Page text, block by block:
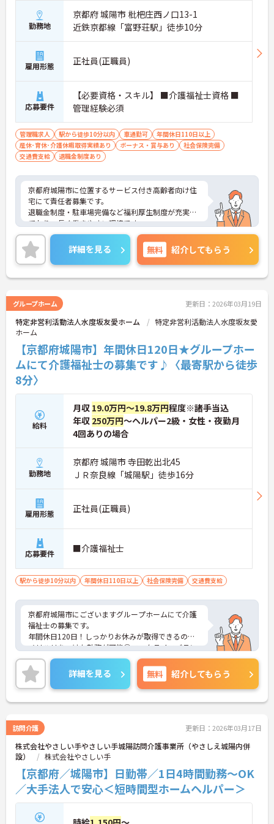
勤務地
京都府 城陽市 枇杷庄西ノ口13-1
近鉄京都線「富野荘駅」徒歩10分
雇用形態 正社員(正職員)
応募要件
【必要資格・スキル】 ■介護福祉士資格 ■
管理経験必須
管理職求人 駅から徒歩10分以内 車通勤可
年間休日110日以上
産休･育休･介護休暇取得実績あり
ボーナス・賞与あり
社会保険完備
交通費支給
退職金制度あり
京都府城陽市に位置するサービス付き高齢者向け住
宅にて責任者募集です。
退職金制度・駐車場完備など福利厚生制度が充実し
ており、長く働きやすい環境です。
ご興味のある方には、面接対策ポイントなど、さら
に詳細をお話いたしますので、お気軽にご相談くだ
さい。
詳細を見る 無料 紹介してもらう
グループホーム 更新日：2026年03月19日
特定非営利活動法人水度坂友愛ホーム
特定非営利活動法人水度坂友愛
ホーム
【京都府城陽市】年間休日120日★グループホー
ムにて介護福祉士の募集です♪〈最寄駅から徒歩
8分〉
給料
月収 19.0万円～19.8万円程度※諸手当込
年収 250万円～ヘルパー2級・女性・夜勤月
4回ありの場合
勤務地
京都府 城陽市 寺田乾出北45
ＪＲ奈良線「城陽駅」徒歩16分
雇用形態 正社員(正職員)
応募要件 ■介護福祉士
駅から徒歩10分以内 年間休日110日以上 社会保険完備 交通費支給
京都府城陽市にございますグループホームにて介護
福祉士の募集です。
年間休日120日！しっかりお休みが取得できるので
メリハリをつけた勤務が可能◎ワークライフバラン
ス重視の方におすすめの求人です。
最寄り駅より徒歩10分圏内と好立地にあるので、通
勤のストレスが少ないのも嬉しいポイント！
ご興味のある方は、マイナビ介護職までお問い合わ
せください。
詳細を見る 無料 紹介してもらう
訪問介護 更新日：2026年03月17日
株式会社やさしい手やさしい手城陽訪問介護事業所（やさしえ城陽内併
設）
株式会社やさしい手
【京都府／城陽市】日勤帯／1日4時間勤務～OK
／大手法人で安心＜短時間型ホームヘルパー＞